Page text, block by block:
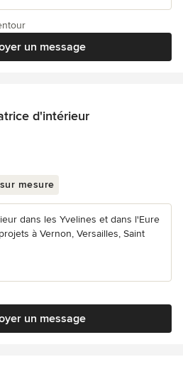
un message
d'intérieur
5
mesure
dans les Yvelines et dans l'Eure
à Vernon, Versailles, Saint
un message